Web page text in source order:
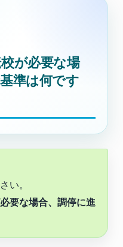
が必要な場
準は何です
い。
要な場合、調停に進